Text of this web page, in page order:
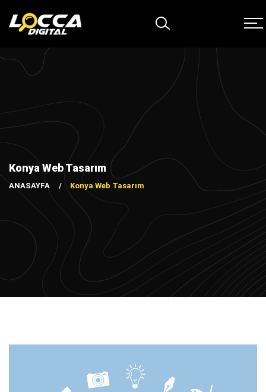
Konya Web Tasarım
ANASAYFA Konya Web Tasarım